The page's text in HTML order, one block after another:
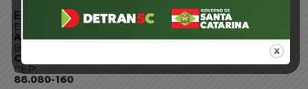
ENDEREÇO
Endereço:
Av. Almirante Tamandaré - 480
Bairro:
Coqueiros, Florianópolis SC
CEP:
88.080-160